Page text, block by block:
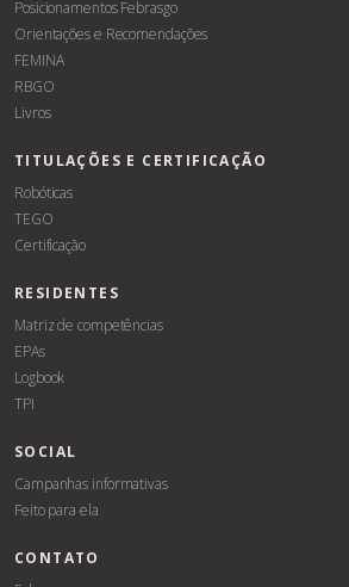
Posicionamentos Febrasgo
Orientações e Recomendações
FEMINA
RBGO
Livros
TITULAÇÕES E CERTIFICAÇÃO
Robóticas
TEGO
Certificação
RESIDENTES
Matriz de competências
EPAs
Logbook
TPI
SOCIAL
Campanhas informativas
Feito para ela
CONTATO